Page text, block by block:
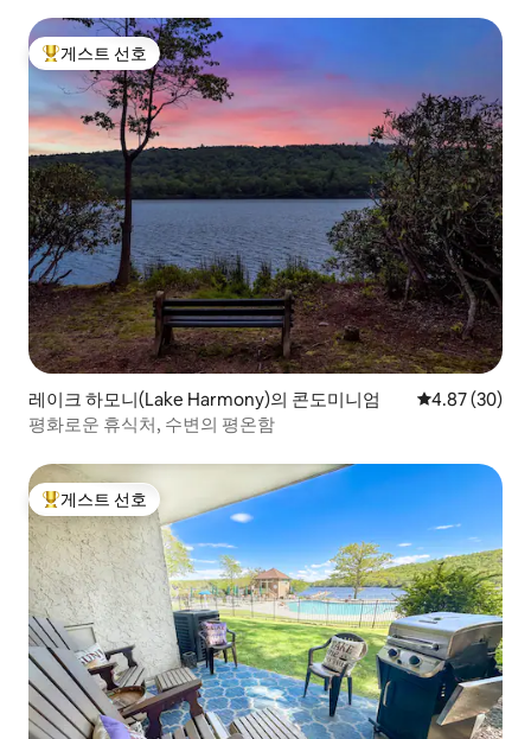
상위 게스트 선호
게스트 선호
레이크 하모니(Lake Harmony)의 콘도미니엄 평점 4.87점(5
4.87 (30)
평화로운 휴식처, 수변의 평온함
상위 게스트 선호
게스트 선호